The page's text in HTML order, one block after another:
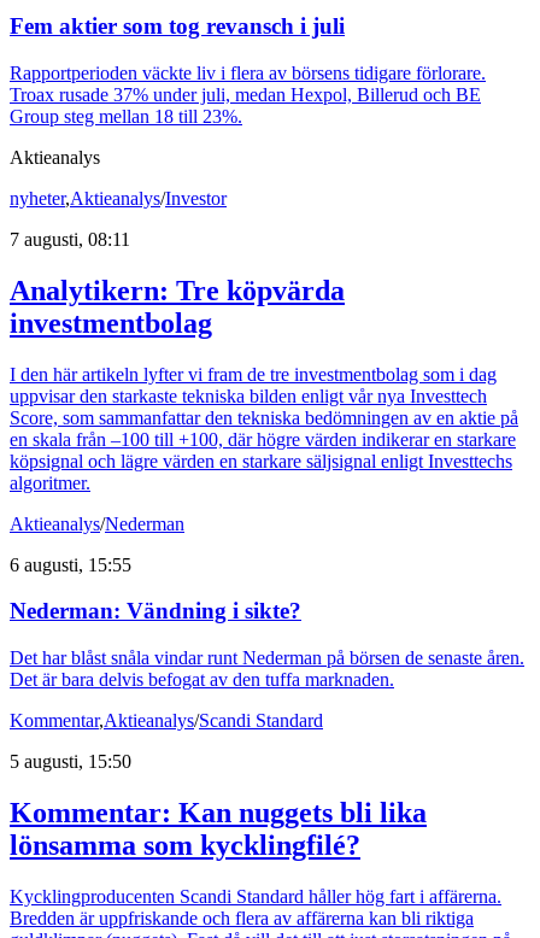
Fem aktier som tog revansch i juli
Rapportperioden väckte liv i flera av börsens tidigare förlorare.
Troax rusade 37% under juli, medan Hexpol, Billerud och BE
Group steg mellan 18 till 23%.
Aktieanalys
nyheter,Aktieanalys/Investor
7 augusti, 08:11
Analytikern: Tre köpvärda
investmentbolag
I den här artikeln lyfter vi fram de tre investmentbolag som i dag
uppvisar den starkaste tekniska bilden enligt vår nya Investtech
Score, som sammanfattar den tekniska bedömningen av en aktie på
en skala från –100 till +100, där högre värden indikerar en starkare
köpsignal och lägre värden en starkare säljsignal enligt Investtechs
algoritmer.
Aktieanalys/Nederman
6 augusti, 15:55
Nederman: Vändning i sikte?
Det har blåst snåla vindar runt Nederman på börsen de senaste åren.
Det är bara delvis befogat av den tuffa marknaden.
Kommentar,Aktieanalys/Scandi Standard
5 augusti, 15:50
Kommentar: Kan nuggets bli lika
lönsamma som kycklingfilé?
Kycklingproducenten Scandi Standard håller hög fart i affärerna.
Bredden är uppfriskande och flera av affärerna kan bli riktiga